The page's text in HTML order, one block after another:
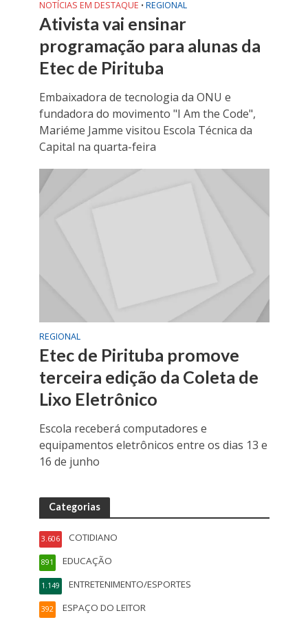
NOTÍCIAS EM DESTAQUE • REGIONAL
Ativista vai ensinar
programação para alunas da
Etec de Pirituba
Embaixadora de tecnologia da ONU e
fundadora do movimento "I Am the Code",
Mariéme Jamme visitou Escola Técnica da
Capital na quarta-feira
REGIONAL
Etec de Pirituba promove
terceira edição da Coleta de
Lixo Eletrônico
Escola receberá computadores e
equipamentos eletrônicos entre os dias 13 e
16 de junho
Categorias
COTIDIANO
3.606
EDUCAÇÃO
891
ENTRETENIMENTO/ESPORTES
1.149
ESPAÇO DO LEITOR
392